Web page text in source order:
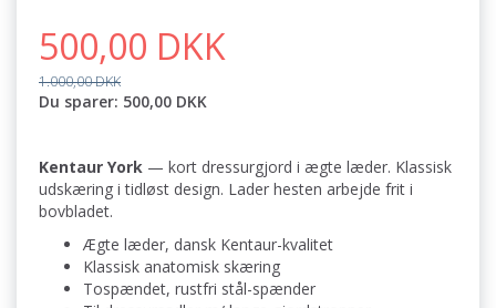
500,00 DKK
1.000,00 DKK
Du sparer: 500,00 DKK
Kentaur York — kort dressurgjord i ægte læder. Klassisk
udskæring i tidløst design. Lader hesten arbejde frit i
bovbladet.
Ægte læder, dansk Kentaur-kvalitet
Klassisk anatomisk skæring
Tospændet, rustfri stål-spænder